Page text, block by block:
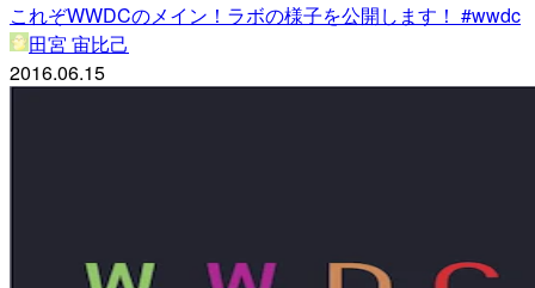
これぞWWDCのメイン！ラボの様子を公開します！ #wwdc
田宮 宙比己
2016.06.15